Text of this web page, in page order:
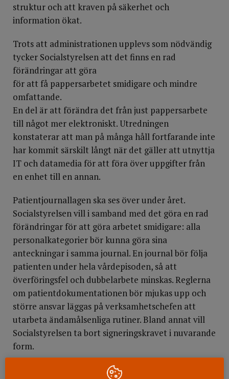
struktur och att kraven på säkerhet och
information ökat.
Trots att administrationen upplevs som nödvändig
tycker Socialstyrelsen att det finns en rad
förändringar att göra
för att få pappersarbetet smidigare och mindre
omfattande.
En del är att förändra det från just pappersarbete
till något mer elektroniskt. Utredningen
konstaterar att man på många håll fortfarande inte
har kommit särskilt långt när det gäller att utnyttja
IT och datamedia för att föra över uppgifter från
en enhet till en annan.
Patientjournallagen ska ses över under året.
Socialstyrelsen vill i samband med det göra en rad
förändringar för att göra arbetet smidigare: alla
personalkategorier bör kunna göra sina
anteckningar i samma journal. En journal bör följa
patienten under hela vårdepisoden, så att
överföringsfel och dubbelarbete minskas. Reglerna
om patientdokumentationen bör mjukas upp och
större ansvar läggas på verksamhetschefen att
utarbeta ändamålsenliga rutiner. Bland annat vill
Socialstyrelsen ta bort signeringskravet i nuvarande
form.
Socialstyrelsen vill också att man förändrar synen